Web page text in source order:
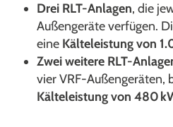
Drei RLT-Anlagen, die
Außengeräte verfügen.
eine Kälteleistung von
Zwei weitere RLT-
vier VRF-Außengeräten,
Kälteleistung von 480